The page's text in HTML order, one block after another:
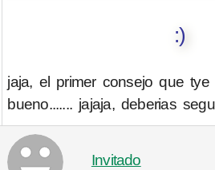
:)
jaja, el primer consejo que
bueno....... jajaja, deberias
Invitado